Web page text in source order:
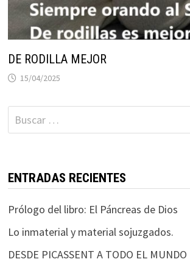
DE RODILLA MEJOR
15/04/2025
Buscar:
ENTRADAS RECIENTES
Prólogo del libro: El Páncreas de Dios
Lo inmaterial y material sojuzgados.
DESDE PICASSENT A TODO EL MUNDO